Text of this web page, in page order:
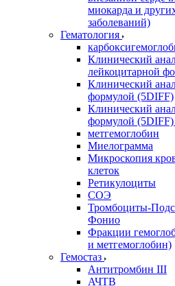
миокарда и
заболеваний)
Гематология
Клинический
лейкоцитарной
Клинический
формулой (5DIFF)
Клинический
формулой
метгемоглобин
Миелограмма
Микроскопия
клеток
Ретикулоциты
СОЭ
Тромбоциты-
Фонио
Фракции
и метгемоглобин)
Гемостаз
Антитромбин III
АЧТВ